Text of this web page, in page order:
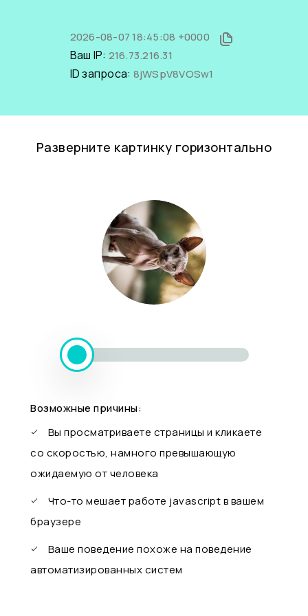
2026-08-07 18:45:08 +0000
Ваш IP: 216.73.216.31
ID запроса: 8jWSpV8VOSw1
Разверните картинку горизонтально
Возможные причины:
Вы просматриваете страницы и кликаете
со скоростью, намного превышающую
ожидаемую от человека
Что-то мешает работе javascript в вашем
браузере
Ваше поведение похоже на поведение
автоматизированных систем